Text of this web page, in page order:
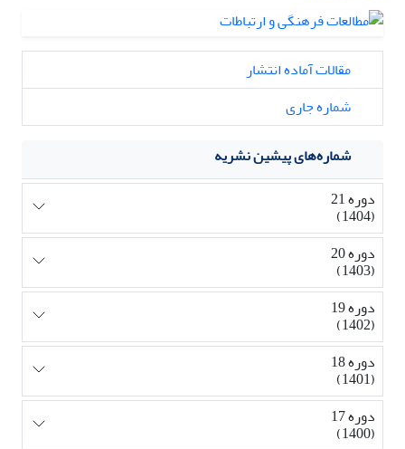
مقالات آماده انتشار
شماره جاری
شماره‌های پیشین نشریه
دوره 21
(1404)
دوره 20
(1403)
دوره 19
(1402)
دوره 18
(1401)
دوره 17
(1400)